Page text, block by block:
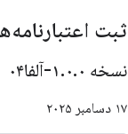
ثبت اعتبارنامه‌ها
نسخه ۱ .۰.۰-آلفا۰۴
۱۷ دسامبر ۲۰۲۵